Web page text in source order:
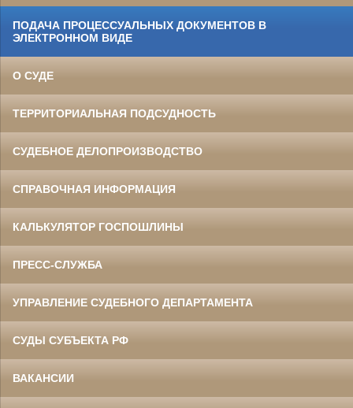
ПОДАЧА ПРОЦЕССУАЛЬНЫХ ДОКУМЕНТОВ В
ЭЛЕКТРОННОМ ВИДЕ
О СУДЕ
ТЕРРИТОРИАЛЬНАЯ ПОДСУДНОСТЬ
СУДЕБНОЕ ДЕЛОПРОИЗВОДСТВО
СПРАВОЧНАЯ ИНФОРМАЦИЯ
КАЛЬКУЛЯТОР ГОСПОШЛИНЫ
ПРЕСС-СЛУЖБА
УПРАВЛЕНИЕ СУДЕБНОГО ДЕПАРТАМЕНТА
СУДЫ СУБЪЕКТА РФ
ВАКАНСИИ